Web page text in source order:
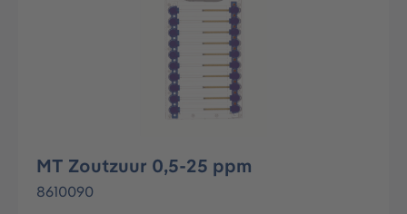
MT Zoutzuur 0,5-25 ppm
8610090